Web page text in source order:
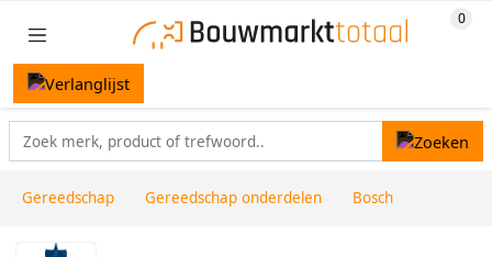
Gereedschap Gereedschap onderdelen Bosch